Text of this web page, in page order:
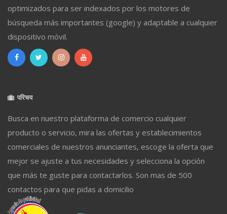
optimizados para ser indexados por los motores de
búsqueda más importantes (google) y adaptable a cualquier
dispositivo móvil.
परिचय
Busca en nuestro plataforma de comercio cualquier
producto o servicio, mira las ofertas y establecimientos
comerciales de nuestros anunciantes, escoge la oferta que
mejor se ajuste a tus necesidades y selecciona la opción
que más te guste para contactarlos. Son mas de 500
contactos para que pidas a domicilio